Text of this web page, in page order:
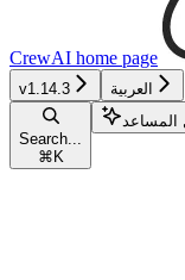
CrewAI home page
v1.14.3 العربية
Search...
⌘ K
المساعد